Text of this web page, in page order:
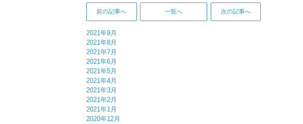
前の記事へ 一覧へ 次の記事へ
2021年9月
2021年8月
2021年7月
2021年6月
2021年5月
2021年4月
2021年3月
2021年2月
2021年1月
2020年12月